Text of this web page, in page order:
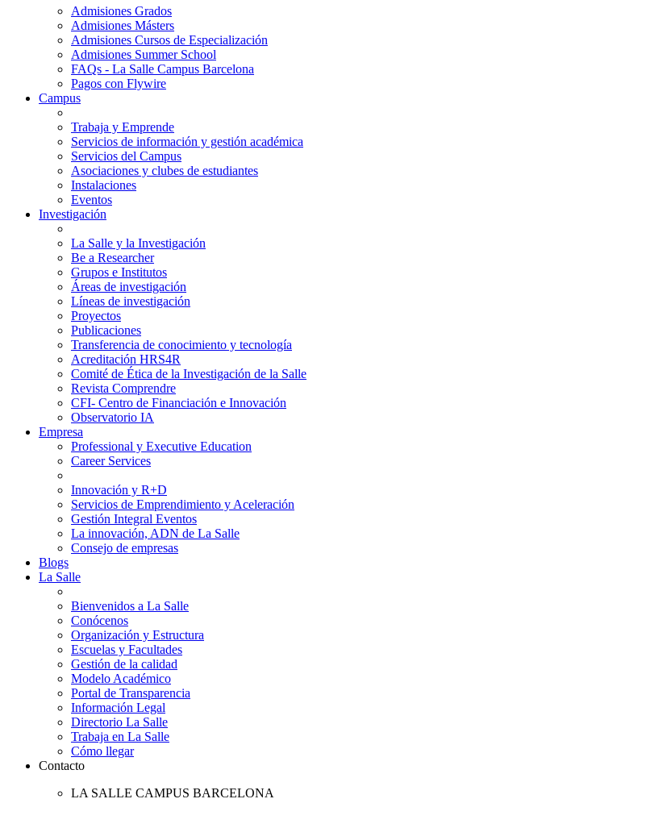
Admisiones Grados
Admisiones Másters
Admisiones Cursos de Especialización
Admisiones Summer School
FAQs - La Salle Campus Barcelona
Pagos con Flywire
Campus
Trabaja y Emprende
Servicios de información y gestión académica
Servicios del Campus
Asociaciones y clubes de estudiantes
Instalaciones
Eventos
Investigación
La Salle y la Investigación
Be a Researcher
Grupos e Institutos
Áreas de investigación
Líneas de investigación
Proyectos
Publicaciones
Transferencia de conocimiento y tecnología
Acreditación HRS4R
Comité de Ética de la Investigación de la Salle
Revista Comprendre
CFI- Centro de Financiación e Innovación
Observatorio IA
Empresa
Professional y Executive Education
Career Services
Innovación y R+D
Servicios de Emprendimiento y Aceleración
Gestión Integral Eventos
La innovación, ADN de La Salle
Consejo de empresas
Blogs
La Salle
Bienvenidos a La Salle
Conócenos
Organización y Estructura
Escuelas y Facultades
Gestión de la calidad
Modelo Académico
Portal de Transparencia
Información Legal
Directorio La Salle
Trabaja en La Salle
Cómo llegar
Contacto
LA SALLE CAMPUS BARCELONA